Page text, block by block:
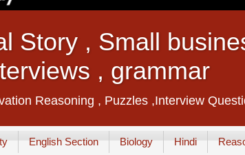
Story , Small
, grammar
Reasoning , Puzzles ,Interview
English Section Biology Hindi